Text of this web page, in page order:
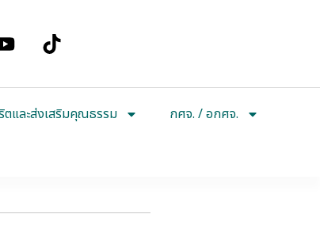
ตและส่งเสริมคุณธรรม
กศจ. / อกศจ.